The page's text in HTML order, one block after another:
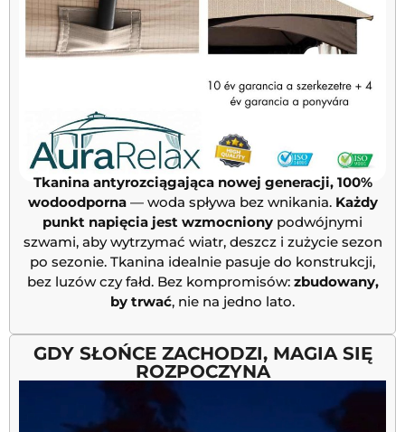
Tkanina antyrozciągająca nowej generacji, 100%
wodoodporna— woda spływa bez wnikania. Każdy
punkt napięcia jest wzmocniony podwójnymi
szwami, aby wytrzymać wiatr, deszcz i zużycie sezon
po sezonie. Tkanina idealnie pasuje do konstrukcji,
bez luzów czy fałd. Bez kompromisów: zbudowany,
by trwać, nie na jedno lato.
GDY SŁOŃCE ZACHODZI, MAGIA SIĘ
ROZPOCZYNA